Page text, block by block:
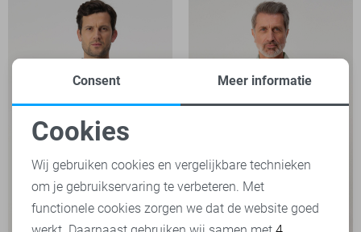
Noodzakelijke cookies
Personalisatie cookies
Consent Meer informatie
Cookies
Wij gebruiken cookies en vergelijkbare technieken
om je gebruikservaring te verbeteren. Met
functionele cookies zorgen we dat de website goed